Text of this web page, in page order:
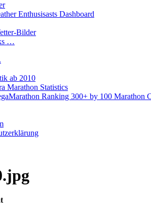
Enthusisasts Dashboard
Bilder
…
ab 2010
Marathon Statistics
Ranking 300+ by 100 Marathon